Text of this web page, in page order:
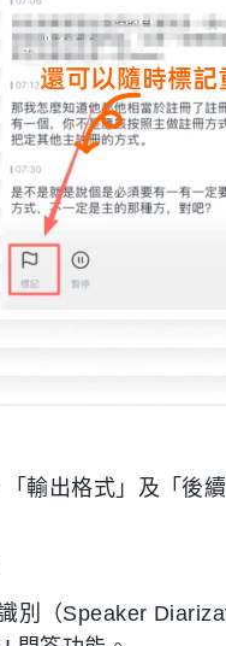
輸出格式」及「後
別（Speaker